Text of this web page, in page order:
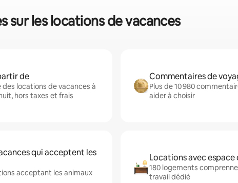
sur les locations de vacances
de
locations de vacances à
hors taxes et frais
Commentaires de
Plus de 10 980
aider à choisir
qui acceptent les
acceptant les animaux
Locations avec
180 logements
travail dédié